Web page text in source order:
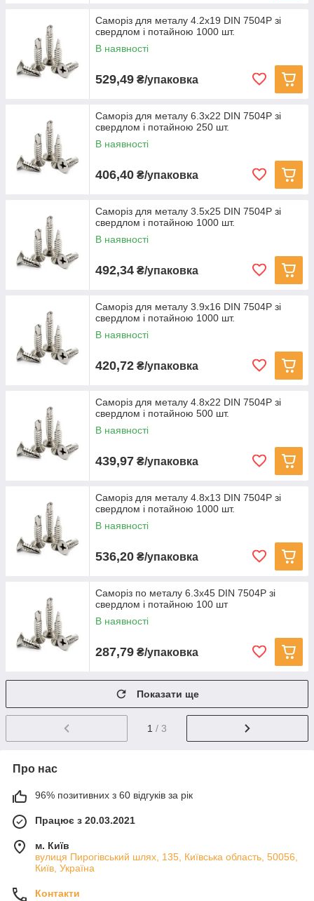
Саморіз для металу 4.2х19 DIN 7504P зі
свердлом і потайною 1000 шт.
В наявності
529,49 ₴/упаковка
Саморіз для металу 6.3х22 DIN 7504P зі
свердлом і потайною 250 шт.
В наявності
406,40 ₴/упаковка
Саморіз для металу 3.5х25 DIN 7504P зі
свердлом і потайною 1000 шт.
В наявності
492,34 ₴/упаковка
Саморіз для металу 3.9х16 DIN 7504P зі
свердлом і потайною 1000 шт.
В наявності
420,72 ₴/упаковка
Саморіз для металу 4.8х22 DIN 7504P зі
свердлом і потайною 500 шт.
В наявності
439,97 ₴/упаковка
Саморіз для металу 4.8х13 DIN 7504P зі
свердлом і потайною 1000 шт.
В наявності
536,20 ₴/упаковка
Саморіз по металу 6.3х45 DIN 7504P зі
свердлом і потайною 100 шт
В наявності
287,79 ₴/упаковка
Показати ще
1 / 3
Про нас
96% позитивних з 60 відгуків за рік
Працює з 20.03.2021
м. Київ
вулиця Пирогівський шлях, 135, Київська область, 50056,
Київ, Україна
Контакти